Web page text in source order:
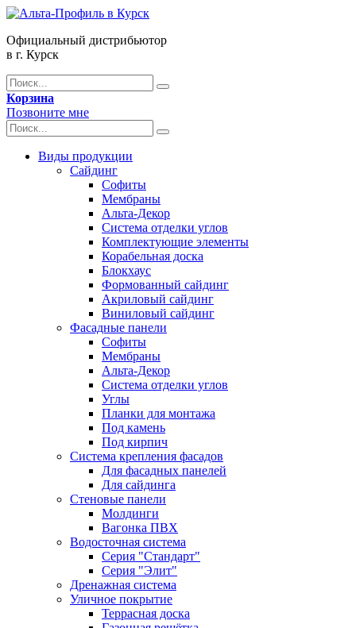
Официальный дистрибьютор
в г. Курск
Корзина
Позвоните мне
Виды продукции
Сайдинг
Софиты
Мембраны
Альта-Декор
Система отделки углов
Комплектующие элементы
Корабельная доска
Блокхаус
Формованный сайдинг
Акриловый сайдинг
Виниловый сайдинг
Фасадные панели
Софиты
Мембраны
Альта-Декор
Система отделки углов
Углы
Планки для монтажа
Под камень
Под кирпич
Система крепления фасадов
Для фасадных панелей
Для сайдинга
Стеновые панели
Молдинги
Вагонка ПВХ
Водосточная система
Серия "Стандарт"
Серия "Элит"
Дренажная система
Уличное покрытие
Террасная доска